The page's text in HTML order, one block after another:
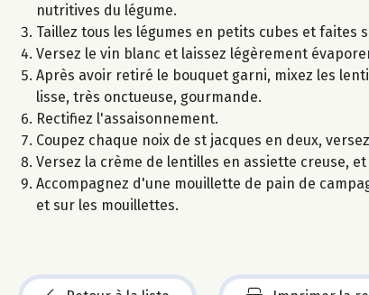
nutritives du légume.
Taillez tous les légumes en petits cubes et faites
Versez le vin blanc et laissez légèrement
Après avoir retiré le bouquet garni, mixez les
lisse, très onctueuse, gourmande.
Rectifiez l'assaisonnement.
Coupez chaque noix de st jacques en deux,
Versez la crème de lentilles en assiette creuse,
Accompagnez d'une mouillette de pain de
et sur les mouillettes.